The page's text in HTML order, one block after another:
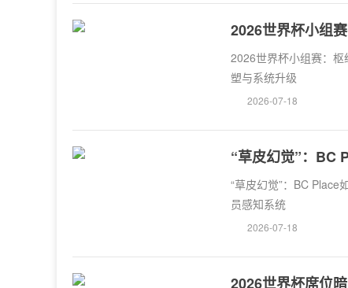
2026世界杯小组
统升级
2026世界杯小组赛：
塑与系统升级
2026-07-18
“草皮幻觉”：BC
知系统
“草皮幻觉”：BC Place
员感知系统
2026-07-18
2026世界杯席位